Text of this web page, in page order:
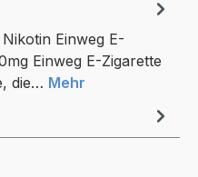
Einweg E-
Einweg E-Zigarette
die… Mehr